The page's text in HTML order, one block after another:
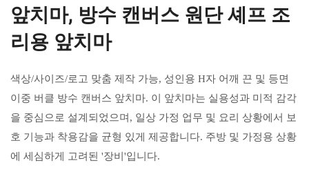
앞치마, 방수 캔버스 원단 셰프 조
리용 앞치마
색상/사이즈/로고 맞춤 제작 가능, 성인용 H자 어깨 끈 및 등면
이중 버클 방수 캔버스 앞치마. 이 앞치마는 실용성과 미적 감각
을 중심으로 설계되었으며, 일상 가정 업무 및 요리 상황에서 보
호 기능과 착용감을 균형 있게 제공합니다. 주방 및 가정용 상황
에 세심하게 고려된 '장비'입니다.